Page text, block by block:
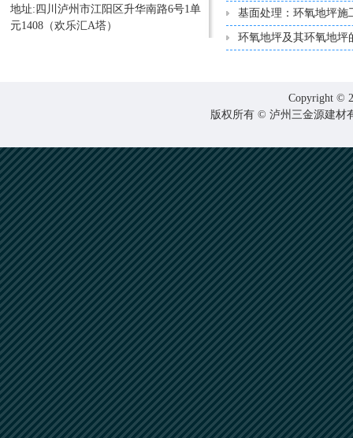
地址:四川泸州市江阳区升华南路6号1单
元1408（欢乐汇A塔）
基面处理：环氧地坪
环氧地坪及其环氧地坪
Copyright ©
版权所有 © 泸州三金源建材